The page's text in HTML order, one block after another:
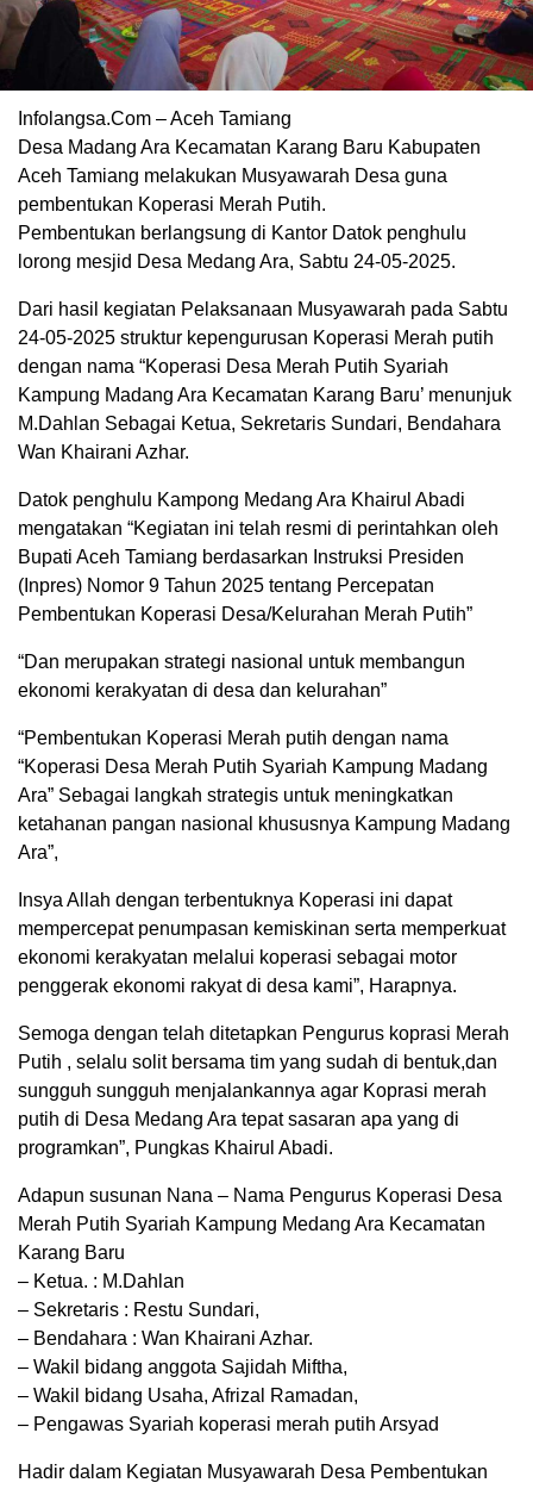
Infolangsa.Com – Aceh Tamiang
Desa Madang Ara Kecamatan Karang Baru Kabupaten
Aceh Tamiang melakukan Musyawarah Desa guna
pembentukan Koperasi Merah Putih.
Pembentukan berlangsung di Kantor Datok penghulu
lorong mesjid Desa Medang Ara, Sabtu 24-05-2025.
Dari hasil kegiatan Pelaksanaan Musyawarah pada Sabtu
24-05-2025 struktur kepengurusan Koperasi Merah putih
dengan nama “Koperasi Desa Merah Putih Syariah
Kampung Madang Ara Kecamatan Karang Baru’ menunjuk
M.Dahlan Sebagai Ketua, Sekretaris Sundari, Bendahara
Wan Khairani Azhar.
Datok penghulu Kampong Medang Ara Khairul Abadi
mengatakan “Kegiatan ini telah resmi di perintahkan oleh
Bupati Aceh Tamiang berdasarkan Instruksi Presiden
(Inpres) Nomor 9 Tahun 2025 tentang Percepatan
Pembentukan Koperasi Desa/Kelurahan Merah Putih”
“Dan merupakan strategi nasional untuk membangun
ekonomi kerakyatan di desa dan kelurahan”
“Pembentukan Koperasi Merah putih dengan nama
“Koperasi Desa Merah Putih Syariah Kampung Madang
Ara” Sebagai langkah strategis untuk meningkatkan
ketahanan pangan nasional khususnya Kampung Madang
Ara”,
Insya Allah dengan terbentuknya Koperasi ini dapat
mempercepat penumpasan kemiskinan serta memperkuat
ekonomi kerakyatan melalui koperasi sebagai motor
penggerak ekonomi rakyat di desa kami”, Harapnya.
Semoga dengan telah ditetapkan Pengurus koprasi Merah
Putih , selalu solit bersama tim yang sudah di bentuk,dan
sungguh sungguh menjalankannya agar Koprasi merah
putih di Desa Medang Ara tepat sasaran apa yang di
programkan”, Pungkas Khairul Abadi.
Adapun susunan Nana – Nama Pengurus Koperasi Desa
Merah Putih Syariah Kampung Medang Ara Kecamatan
Karang Baru
– Ketua. : M.Dahlan
– Sekretaris : Restu Sundari,
– Bendahara : Wan Khairani Azhar.
– Wakil bidang anggota Sajidah Miftha,
– Wakil bidang Usaha, Afrizal Ramadan,
– Pengawas Syariah koperasi merah putih Arsyad
Hadir dalam Kegiatan Musyawarah Desa Pembentukan